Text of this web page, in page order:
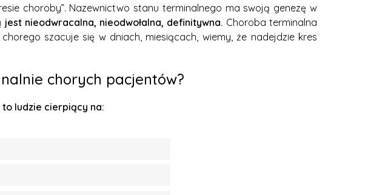
choroby”. Nazewnictwo stanu terminalnego ma swoją genezę w
nieodwracalna, nieodwołalna, definitywna. Choroba terminalna
szacuje się w dniach, miesiącach, wiemy, że nadejdzie kres
chorych pacjentów?
ludzie cierpiący na: